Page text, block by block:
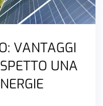
VANTAGGI
UNA